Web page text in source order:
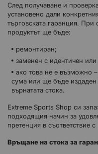
След получаване и
установено дали
търговската гаранция.
продуктът ще бъде:
ремонтиран;
заменен с идентичен или
ако това не е възможно
сума или ще бъде издаден
върнатата стока.
Extreme Sports Shop си
подходящия начин за
претенция в съответствие
Връщане на стока за